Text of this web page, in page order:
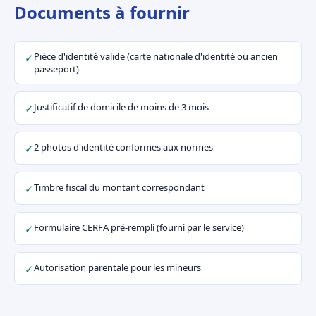
Documents à fournir
✓ Pièce d'identité valide (carte nationale d'identité ou ancien
passeport)
✓Justificatif de domicile de moins de 3 mois
✓2 photos d'identité conformes aux normes
✓Timbre fiscal du montant correspondant
✓ Formulaire CERFA pré-rempli (fourni par le service)
✓Autorisation parentale pour les mineurs